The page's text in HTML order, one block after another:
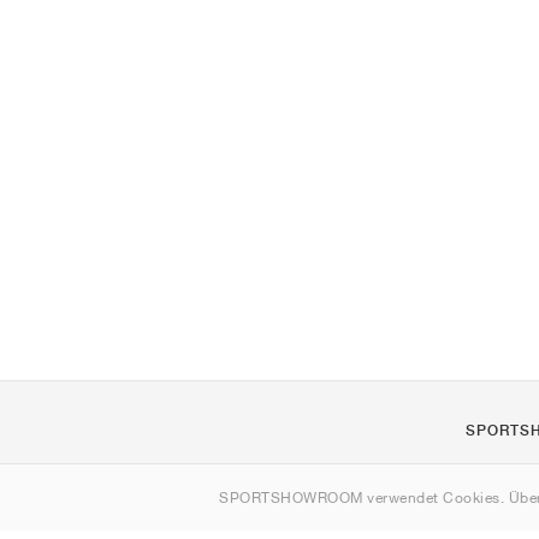
SPORTSHOWROOM verwendet Cookies.
Kontakt